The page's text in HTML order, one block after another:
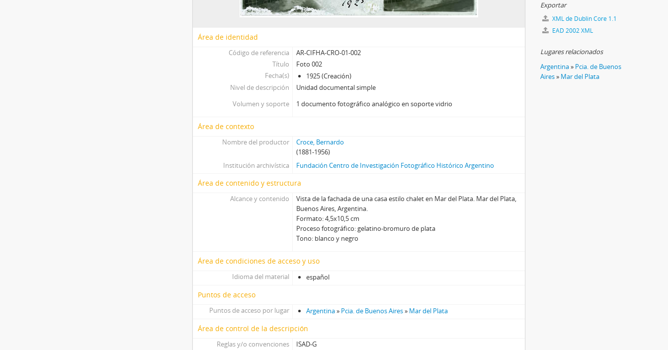
[Unidad documental simple] Foto 023, 1925-1935
[Unidad documental simple] Foto 024, 1925-1935
[Unidad documental simple] Foto 026, 1925-1935
[Unidad documental simple] Foto 027, 1925-1935
[Unidad documental simple] Foto 028, 1925-1935
[Unidad documental simple] Foto 029, 1925-1935
[Unidad documental simple] Foto 030, 1925-1935
[Unidad documental simple] Foto 031, 1925-1935
[Unidad documental simple] Foto 033, 1925-1935
[Unidad documental simple] Foto 035, 1925-1935
[Unidad documental simple] Foto 036, 1925-1935
[Unidad documental simple] Foto 038, 1925-1935
[Unidad documental simple] Foto 039, 1925-1935
[Unidad documental simple] Foto 040, 1925-1935
[Unidad documental simple] Foto 041, 1925-1935
[Unidad documental simple] Foto 042, 1925-1935
[Unidad documental simple] Foto 043, 1925-1935
[Unidad documental simple] Foto 044, 1925-1935
[Unidad documental simple] Foto 045, 1925-1935
[Unidad documental simple] Foto 046, 1925-1935
[Unidad documental simple] Foto 047, 1925-1935
[Unidad documental simple] Foto 049, 1925-1935
[Unidad documental simple] Foto 050, 1925-1935
[Unidad documental simple] Foto 051, 1925-1935
Área de identidad
Código de referencia
AR-CIFHA-CRO-01-002
Título
Foto 002
Fecha(s)
1925 (Creación)
Nivel de descripción
Unidad documental simple
Volumen y soporte
1 documento fotográfico analógico en soporte vidrio
Área de contexto
Nombre del productor
Croce, Bernardo
(1881-1956)
Institución archivística
Fundación Centro de Investigación Fotográfico Histórico Argentino
Área de contenido y estructura
Alcance y contenido
Vista de la fachada de una casa estilo chalet en Mar del Plata. Mar del Plata,
Buenos Aires, Argentina.
Formato: 4,5x10,5 cm
Proceso fotográfico: gelatino-bromuro de plata
Tono: blanco y negro
Área de condiciones de acceso y uso
Idioma del material español
Puntos de acceso
Puntos de acceso por lugar Argentina» Pcia. de Buenos Aires» Mar del Plata
Área de control de la descripción
Reglas y/o convenciones
ISAD-G
Exportar
XML de Dublin Core 1.1
EAD 2002 XML
Lugares relacionados
Argentina» Pcia. de Buenos
Aires» Mar del Plata